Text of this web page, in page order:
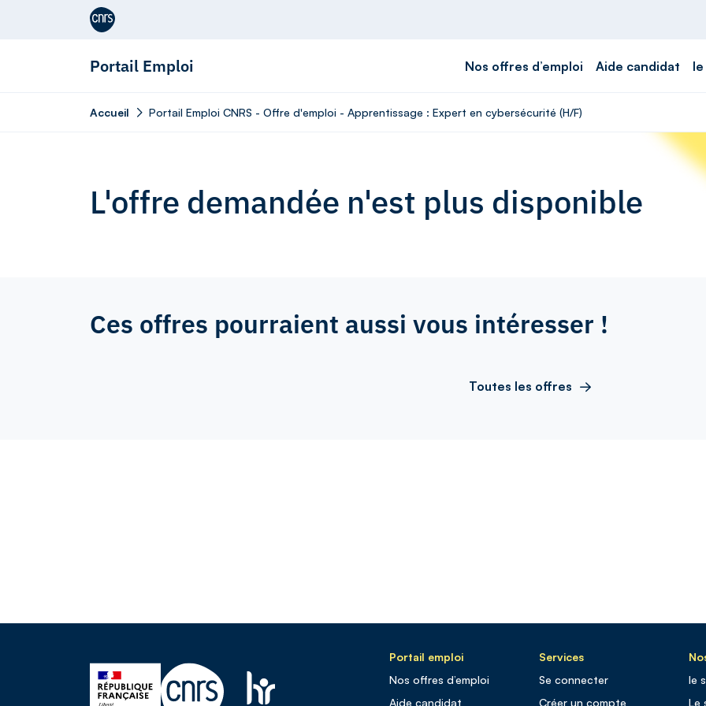
Aller au contenu
Portail Emploi Nos offres d’emploi Aide candidat
Accueil Portail Emploi CNRS - Offre d'emploi - Apprentissage : Expert en cybersécurité (H/F)
L'offre demandée n'est plus disponible
Ces offres pourraient aussi vous intéresser !
Toutes les offres
Portail emploi
Nos offres d’emploi
Aide candidat
Services
Se connecter
Créer un compte
le
Le